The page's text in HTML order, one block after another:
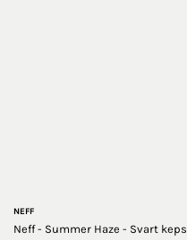
NEFF
Neff - Summer Haze - Svart keps